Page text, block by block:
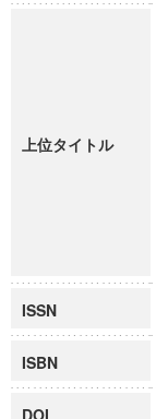
上位タイトル
ISSN
ISBN
DOI